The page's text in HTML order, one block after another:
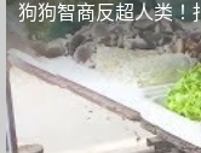
狗狗智商反超人类！